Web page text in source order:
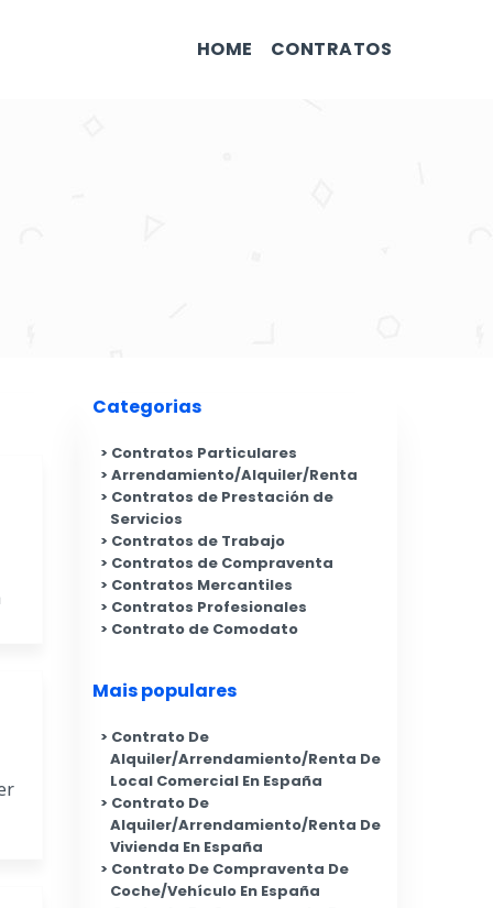
HOME CONTRATOS
Categorias
Contratos Particulares
Arrendamiento/Alquiler/Renta
Contratos de Prestación de
Servicios
Contratos de Trabajo
Contratos de Compraventa
Contratos Mercantiles
Contratos Profesionales
Contrato de Comodato
Mais populares
Contrato De
Alquiler/Arrendamiento/Renta De
Local Comercial En España
Contrato De
Alquiler/Arrendamiento/Renta De
Vivienda En España
Contrato De Compraventa De
Coche/Vehículo En España